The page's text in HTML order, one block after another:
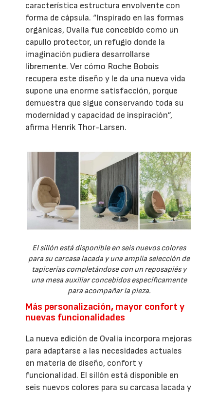
característica estructura envolvente con
forma de cápsula. “Inspirado en las formas
orgánicas, Ovalia fue concebido como un
capullo protector, un refugio donde la
imaginación pudiera desarrollarse
libremente. Ver cómo Roche Bobois
recupera este diseño y le da una nueva vida
supone una enorme satisfacción, porque
demuestra que sigue conservando toda su
modernidad y capacidad de inspiración”,
afirma Henrik Thor-Larsen.
El sillón está disponible en seis nuevos colores
para su carcasa lacada y una amplia selección de
tapicerías completándose con un reposapiés y
una mesa auxiliar concebidos específicamente
para acompañar la pieza.
Más personalización, mayor confort y
nuevas funcionalidades
La nueva edición de Ovalia incorpora mejoras
para adaptarse a las necesidades actuales
en materia de diseño, confort y
funcionalidad. El sillón está disponible en
seis nuevos colores para su carcasa lacada y